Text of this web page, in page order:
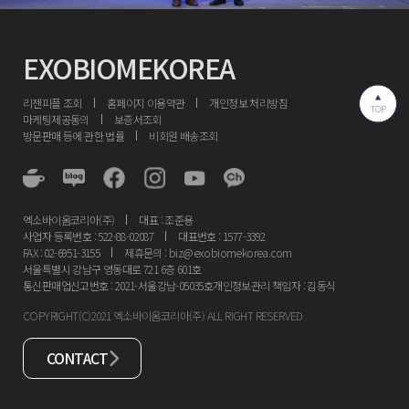
EXOBIOMEKOREA
리젠피플 조회 홈페이지 이용약관
개인정보 처리방침
마케팅제공동의
보증서조회
방문판매 등에 관한 법률
비회원 배송조회
엑소바이옴코리아(주)
대표 : 조준용
사업자 등록번호 : 522-88-02087
대표번호 : 1577-3392
FAX : 02-6951-3155
제휴문의 : biz@exobiomekorea.com
서울특별시 강남구 영동대로 721 6층 601호
통신판매업신고번호 : 2021-서울강남-05035호개인정보관리 책임자 : 김동식
COPYRIGHT(C)2021 엑소바이옴코리아(주) ALL RIGHT RESERVED
CONTACT
TOP